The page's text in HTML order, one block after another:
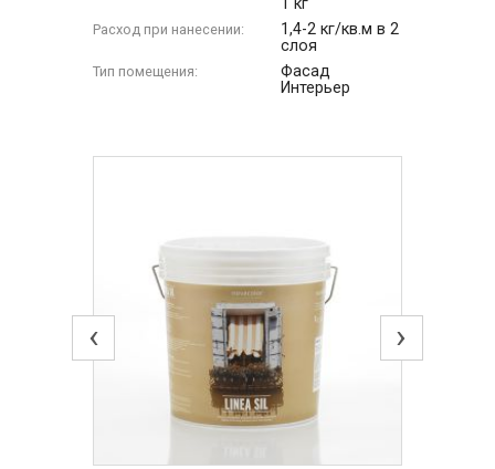
1 кг
Расход при нанесении:
1,4-2 кг/кв.м в 2
слоя
Тип помещения:
Фасад
Интерьер
‹ ›